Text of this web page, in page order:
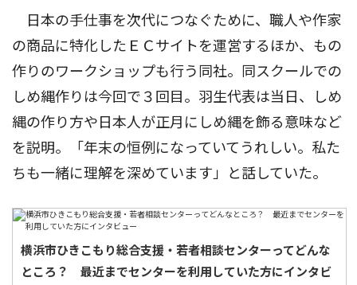
日本の手仕事を次代につなぐために、職人や作家
の商品に特化したＥＣサイトを運営するほか、もの
作りのワークショップも行う同社。同スクールでの
しめ縄作りは今回で３回目。羽生代表は当日、しめ
縄の作り方や日本人が正月にしめ縄を飾る意味など
を説明。「年末の恒例になっていてうれしい。私た
ちも一緒に理解を深めています」と話していた。
横浜市ひきこもり総合支援・若者相談センターってどんな
ところ？ 最近までセンターを利用していた方にインタビ